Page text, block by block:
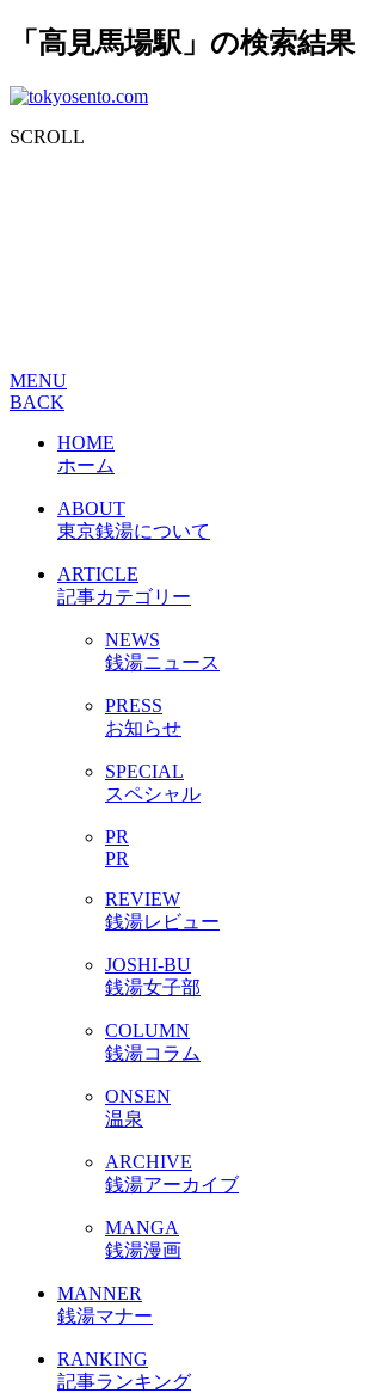
「高見馬場駅」の検索結果
SCROLL
MENU
BACK
HOME
ホーム
ABOUT
東京銭湯について
ARTICLE
記事カテゴリー
NEWS
銭湯ニュース
PRESS
お知らせ
SPECIAL
スペシャル
PR
PR
REVIEW
銭湯レビュー
JOSHI-BU
銭湯女子部
COLUMN
銭湯コラム
ONSEN
温泉
ARCHIVE
銭湯アーカイブ
MANGA
銭湯漫画
MANNER
銭湯マナー
RANKING
記事ランキング